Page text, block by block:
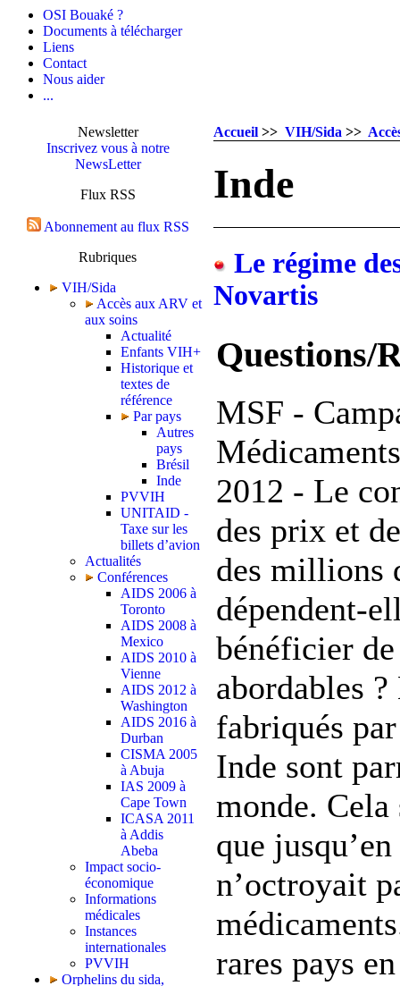
OSI Bouaké ?
Documents à télécharger
Liens
Contact
Nous aider
...
Newsletter
Inscrivez vous à notre
NewsLetter
Flux RSS
Abonnement au flux RSS
Rubriques
VIH/Sida
Accès aux ARV et
aux soins
Actualité
Enfants VIH+
Historique et
textes de
référence
Par pays
Autres
pays
Brésil
Inde
PVVIH
UNITAID -
Taxe sur les
billets d’avion
Actualités
Conférences
AIDS 2006 à
Toronto
AIDS 2008 à
Mexico
AIDS 2010 à
Vienne
AIDS 2012 à
Washington
AIDS 2016 à
Durban
CISMA 2005
à Abuja
IAS 2009 à
Cape Town
ICASA 2011
à Addis
Abeba
Impact socio-
économique
Informations
médicales
Instances
internationales
PVVIH
Orphelins du sida,
Accueil >> VIH/Sida >>
Inde
Le régime
Novartis
Questions/
MSF -
2012 - Le
des prix et
des millions
dépendent-
bénéficier
abordables
fabriqués
Inde sont
monde.
que
n’octroyait
rares pays